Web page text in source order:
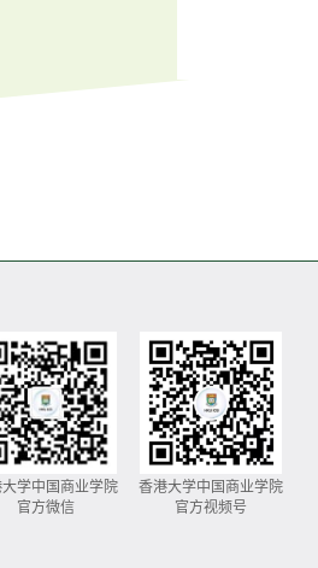
学中国商业学院
官方微信
香港大学中国商业学院
官方视频号